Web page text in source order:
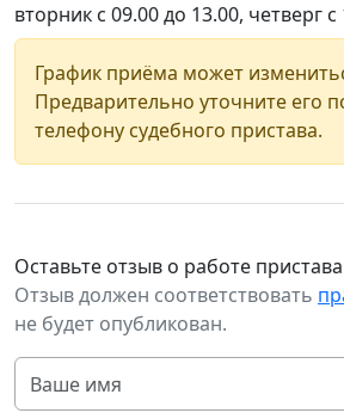
вторник с 09.00 до 13.00, четверг
График приёма может
Предварительно уточните его
телефону судебного пристава.
Оставьте отзыв о работе пристава
Отзыв должен соответствовать
не будет опубликован.